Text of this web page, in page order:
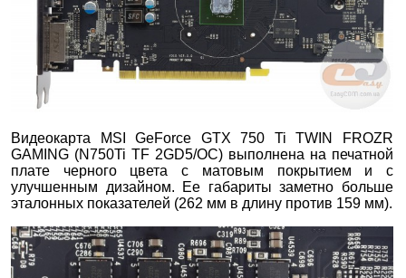
Видеокарта MSI GeForce GTX 750 Ti TWIN FROZR
GAMING (N750Ti TF 2GD5/ОС) выполнена на печатной
плате черного цвета с матовым покрытием и с
улучшенным дизайном. Ее габариты заметно больше
эталонных показателей (262 мм в длину против 159 мм).